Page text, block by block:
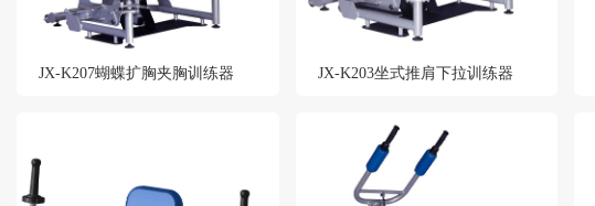
JX-K207蝴蝶扩胸夹胸训练器 JX-K203坐式推肩下拉训练器